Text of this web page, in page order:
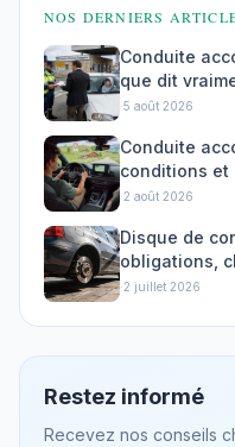
NOS DERNIERS
Conduite
que dit
·5 août 2026
Conduite
conditions et
·2 août 2026
Disque de
obligations,
·2 juillet 2026
Restez informé
Recevez nos conseils